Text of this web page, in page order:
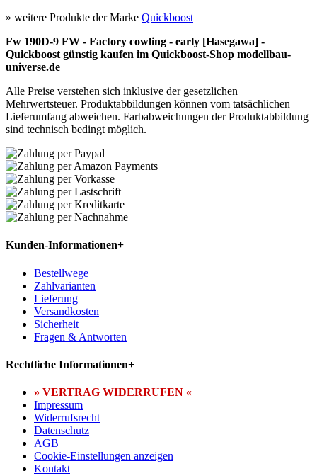
» weitere Produkte der Marke Quickboost
Fw 190D-9 FW - Factory cowling - early [Hasegawa] -
Quickboost günstig kaufen im Quickboost-Shop modellbau-
universe.de
Alle Preise verstehen sich inklusive der gesetzlichen
Mehrwertsteuer. Produktabbildungen können vom tatsächlichen
Lieferumfang abweichen. Farbabweichungen der Produktabbildung
sind technisch bedingt möglich.
Kunden-Informationen+
Bestellwege
Zahlvarianten
Lieferung
Versandkosten
Sicherheit
Fragen & Antworten
Rechtliche Informationen+
» VERTRAG WIDERRUFEN «
Impressum
Widerrufsrecht
Datenschutz
AGB
Cookie-Einstellungen anzeigen
Kontakt